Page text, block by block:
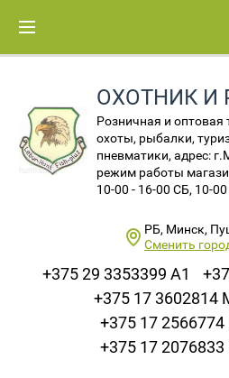
ОХОТНИК И
Розничная и оптовая
охоты, рыбалки,
пневматики, адрес:
режим работы
10-00 - 16-00 СБ, 10-
РБ, Минск,
Сменить
+375 29 3353399 A1
+375 17 3602814
+375 17
+375 17